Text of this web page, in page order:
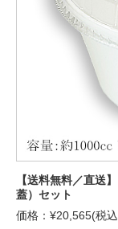
【送料無料／直送
蓋）セット
価格：¥20,565(税